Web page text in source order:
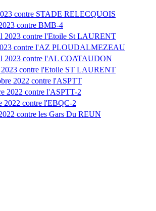
contre STADE RELECQUOIS
contre BMB-4
2023 contre l'Etoile St LAURENT
contre l'AZ PLOUDALMEZEAU
2023 contre l'AL COATAUDON
contre l'Etoile ST LAURENT
2022 contre l'ASPTT
2022 contre l'ASPTT-2
2022 contre l'EBQC-2
contre les Gars Du REUN